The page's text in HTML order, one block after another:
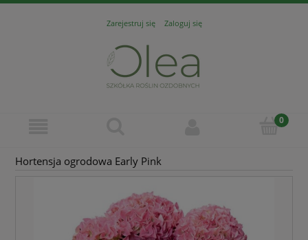
Zarejestruj się Zaloguj się
Hortensja ogrodowa Early Pink